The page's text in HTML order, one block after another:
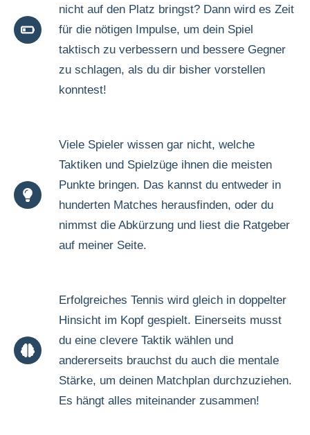
nicht auf den Platz bringst? Dann wird es Zeit
für die nötigen Impulse, um dein Spiel
taktisch zu verbessern und bessere Gegner
zu schlagen, als du dir bisher vorstellen
konntest!
Viele Spieler wissen gar nicht, welche
Taktiken und Spielzüge ihnen die meisten
Punkte bringen. Das kannst du entweder in
hunderten Matches herausfinden, oder du
nimmst die Abkürzung und liest die Ratgeber
auf meiner Seite.
Erfolgreiches Tennis wird gleich in doppelter
Hinsicht im Kopf gespielt. Einerseits musst
du eine clevere Taktik wählen und
andererseits brauchst du auch die mentale
Stärke, um deinen Matchplan durchzuziehen.
Es hängt alles miteinander zusammen!